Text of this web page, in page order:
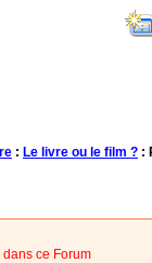
: Le livre ou le film ? :
ce Forum